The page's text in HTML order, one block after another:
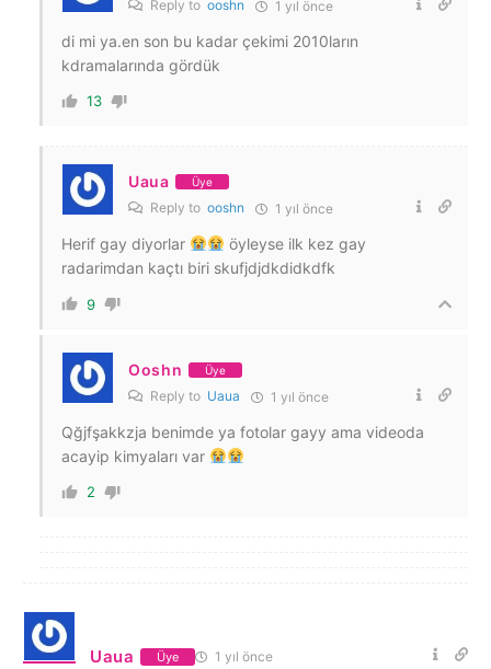
Reply to ooshn 1 yıl önce
di mi ya.en son bu kadar çekimi 2010ların
kdramalarında gördük
13
Uaua Üye
Reply to ooshn 1 yıl önce
Herif gay diyorlar
öyleyse ilk kez gay
radarimdan kaçtı biri skufjdjdkdidkdfk
9
Ooshn Üye
Reply to Uaua 1 yıl önce
Qğjfşakkzja benimde ya fotolar gayy ama videoda
acayip kimyaları var
2
Uaua Üye 1 yıl önce